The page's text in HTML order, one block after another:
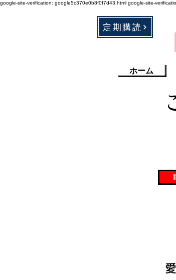
google-site-verification: google5c370e0b8f0f7d43.html google-site-
定期購読
ホーム